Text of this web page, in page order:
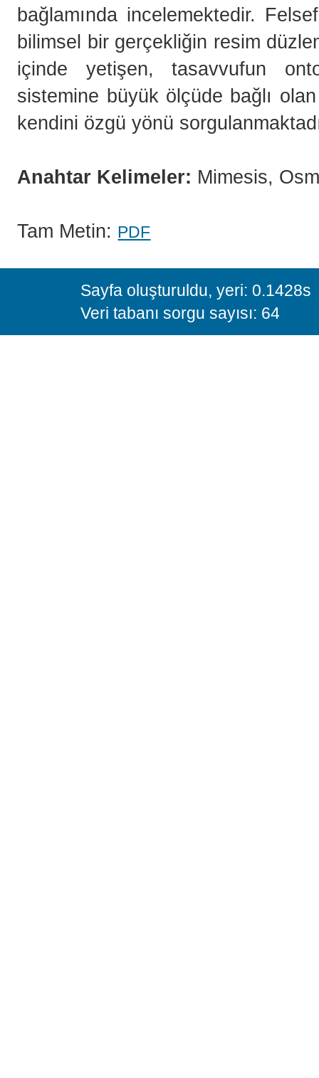
bağlamında incelemektedir.
bilimsel bir gerçekliğin resim
içinde yetişen, tasavvufun
sistemine büyük ölçüde bağlı
kendini özgü yönü
Anahtar Kelimeler: Mimesis,
Tam Metin: PDF
Sayfa oluşturuldu, yeri: 0.1428s
Veri tabanı sorgu sayısı: 64